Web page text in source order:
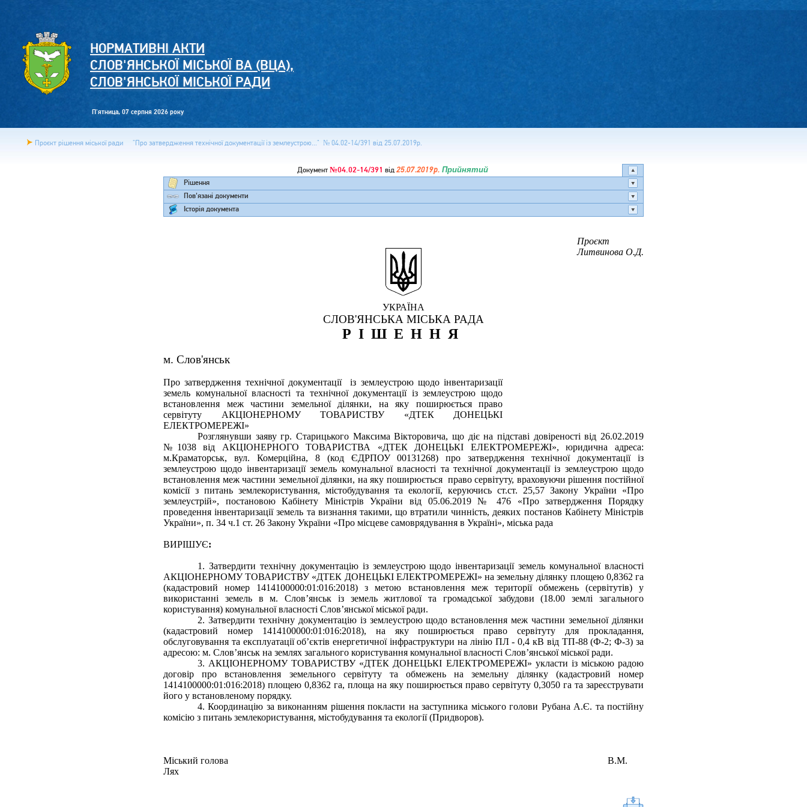
НОРМАТИВНІ АКТИ
СЛОВ'ЯНСЬКОЇ МІСЬКОЇ ВА (ВЦА),
СЛОВ'ЯНСЬКОЇ МІСЬКОЇ РАДИ
П'ятница, 07 серпня 2026 року
Проєкт рішення міської ради "Про затвердження технічної документації із землеустрою..." № 04.02-14/391 від 25.07.2019р.
Документ №04.02-14/391 від 25.07.2019р. Прийнятий
Рішення
Пов'язані документи
Історія документа
Проєкт
Литвинова О.Д.
УКРАЇНА
СЛОВ'ЯНСЬКА МІСЬКА РАДА
РІШЕННЯ
м. Слов'янськ
Про затвердження технічної документації із землеустрою щодо інвентаризації
земель комунальної власності та технічної документації із землеустрою щодо
встановлення меж частини земельної ділянки, на яку поширюється право
сервітуту АКЦІОНЕРНОМУ ТОВАРИСТВУ «ДТЕК ДОНЕЦЬКІ
ЕЛЕКТРОМЕРЕЖІ»
Розглянувши заяву гр. Старицького Максима Вікторовича, що діє на підставі довіреності від 26.02.2019
№1038 від АКЦІОНЕРНОГО ТОВАРИСТВА «ДТЕК ДОНЕЦЬКІ ЕЛЕКТРОМЕРЕЖІ», юридична адреса:
м.Краматорськ, вул. Комерційна, 8 (код ЄДРПОУ 00131268) про затвердження технічної документації із
землеустрою щодо інвентаризації земель комунальної власності та технічної документації із землеустрою щодо
встановлення меж частини земельної ділянки, на яку поширюється право сервітуту, враховуючи рішення постійної
комісії з питань землекористування, містобудування та екології, керуючись ст.ст. 25,57 Закону України «Про
землеустрій», постановою Кабінету Міністрів України від 05.06.2019 № 476 «Про затвердження Порядку
проведення інвентаризації земель та визнання такими, що втратили чинність, деяких постанов Кабінету Міністрів
України», п. 34 ч.1 ст. 26 Закону України «Про місцеве самоврядування в Україні», міська рада
ВИРІШУЄ:
1. Затвердити технічну документацію із землеустрою щодо інвентаризації земель комунальної власності
АКЦІОНЕРНОМУ ТОВАРИСТВУ «ДТЕК ДОНЕЦЬКІ ЕЛЕКТРОМЕРЕЖІ» на земельну ділянку площею 0,8362 га
(кадастровий номер 1414100000:01:016:2018) з метою встановлення меж території обмежень (сервітутів) у
використанні земель в м. Слов’янськ із земель житлової та громадської забудови (18.00 землі загального
користування) комунальної власності Слов’янської міської ради.
2. Затвердити технічну документацію із землеустрою щодо встановлення меж частини земельної ділянки
(кадастровий номер 1414100000:01:016:2018), на яку поширюється право сервітуту для прокладання,
обслуговування та експлуатації об’єктів енергетичної інфраструктури на лінію ПЛ - 0,4 кВ від ТП-88 (Ф-2; Ф-3) за
адресою: м. Слов’янськ на землях загального користування комунальної власності Слов’янської міської ради.
3. АКЦІОНЕРНОМУ ТОВАРИСТВУ «ДТЕК ДОНЕЦЬКІ ЕЛЕКТРОМЕРЕЖІ» укласти із міською радою
договір про встановлення земельного сервітуту та обмежень на земельну ділянку (кадастровий номер
1414100000:01:016:2018) площею 0,8362 га, площа на яку поширюється право сервітуту 0,3050 га та зареєструвати
його у встановленому порядку.
4. Координацію за виконанням рішення покласти на заступника міського голови Рубана А.Є. та постійну
комісію з питань землекористування, містобудування та екології (Придворов).
Міський голова В.М.
Лях